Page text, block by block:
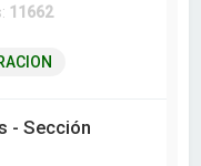
11662
- Sección